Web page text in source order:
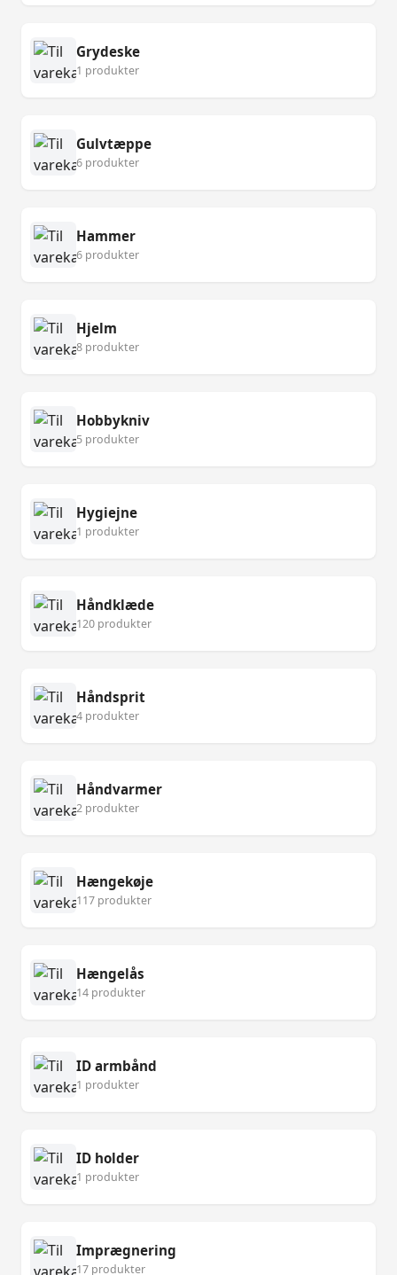
Grydeske
1 produkter
Gulvtæppe
6 produkter
Hammer
6 produkter
Hjelm
8 produkter
Hobbykniv
5 produkter
Hygiejne
1 produkter
Håndklæde
120 produkter
Håndsprit
4 produkter
Håndvarmer
2 produkter
Hængekøje
117 produkter
Hængelås
14 produkter
ID armbånd
1 produkter
ID holder
1 produkter
Imprægnering
17 produkter